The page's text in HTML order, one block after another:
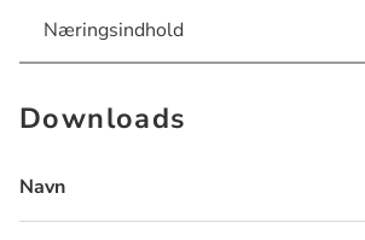
Næringsindhold
Downloads
Navn